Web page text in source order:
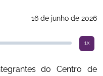
16 de junho de 2026
1x
do Centro de